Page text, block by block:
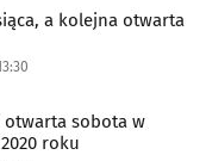
a kolejna otwarta
otwarta sobota w
roku